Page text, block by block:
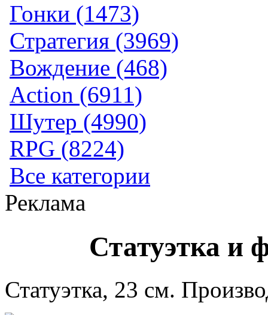
Гонки (1473)
Стратегия (3969)
Вождение (468)
Action (6911)
Шутер (4990)
RPG (8224)
Все категории
Реклама
Статуэтка и
Статуэтка, 23 см.